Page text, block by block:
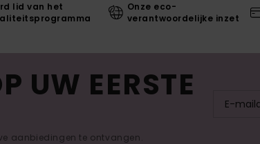
lid van het
Onze eco-
verantwoordelijke inzet
UW EERSTE
aanbiedingen te ontvangen.